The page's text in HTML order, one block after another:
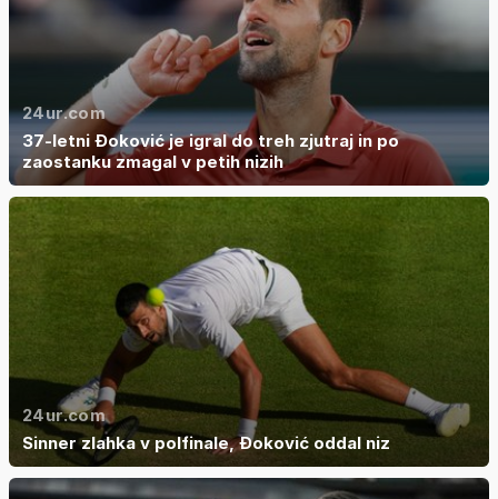
24ur.com
37-letni Đoković je igral do treh zjutraj in po
zaostanku zmagal v petih nizih
24ur.com
Sinner zlahka v polfinale, Đoković oddal niz